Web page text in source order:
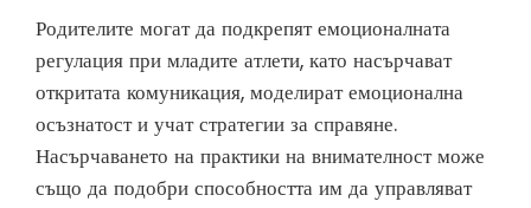
Родителите могат да подкрепят емоционалната
регулация при младите атлети, като насърчават
откритата комуникация, моделират емоционална
осъзнатост и учат стратегии за справяне.
Насърчаването на практики на внимателност може
също да подобри способността им да управляват